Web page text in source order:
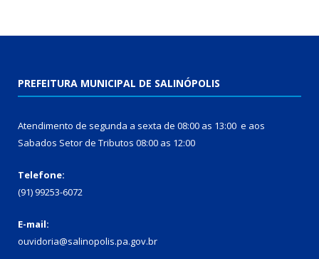
PREFEITURA MUNICIPAL DE SALINÓPOLIS
Atendimento de segunda a sexta de 08:00 as 13:00 e aos
Sabados Setor de Tributos 08:00 as 12:00
Telefone:
(91) 99253-6072
E-mail:
ouvidoria@salinopolis.pa.gov.br